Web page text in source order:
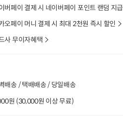
버페이 결제 시 네이버페이 포인트 랜덤 지급
오페이 머니 결제 시 최대 2천원 즉시 할인
사 무이자혜택
배송 / 택배배송 / 당일배송
원 (30,000원 이상 무료)